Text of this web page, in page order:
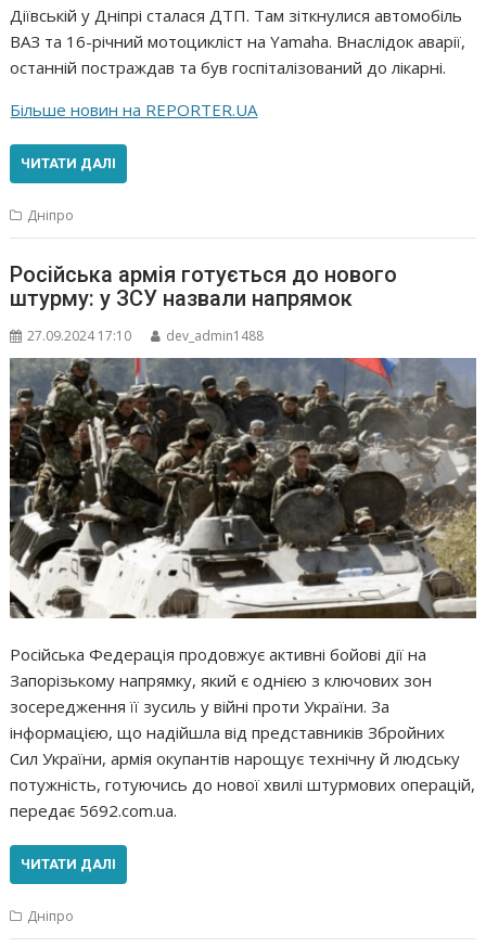
Діївській у Дніпрі сталася ДТП. Там зіткнулися автомобіль
ВАЗ та 16-річний мотоцикліст на Yamaha. Внаслідок аварії,
останній постраждав та був госпіталізований до лікарні.
Більше новин на REPORTER.UA
ЧИТАТИ ДАЛІ
Дніпро
Російська армія готується до нового
штурму: у ЗСУ назвали напрямок
27.09.2024 17:10 dev_admin1488
Російська Федерація продовжує активні бойові дії на
Запорізькому напрямку, який є однією з ключових зон
зосередження її зусиль у війні проти України. За
інформацією, що надійшла від представників Збройних
Сил України, армія окупантів нарощує технічну й людську
потужність, готуючись до нової хвилі штурмових операцій,
передає 5692.com.ua.
ЧИТАТИ ДАЛІ
Дніпро